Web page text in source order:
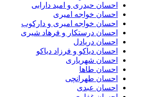
احسان حیدری و امید دارابی
احسان خواجه امیری
احسان خواجه امیری و دارکوب
احسان درستكار و فرهاد شيرى
احسان دریادل
احسان دیاکو و فرزاد دیاکو
احسان شهریاری
احسان طاها
احسان طهرانچی
احسان عبدی